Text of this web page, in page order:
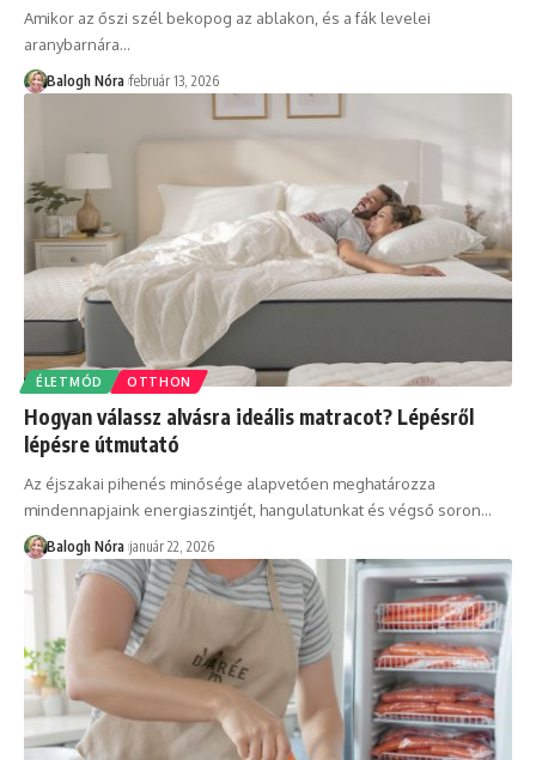
Amikor az őszi szél bekopog az ablakon, és a fák levelei
aranybarnára…
Balogh Nóra február 13, 2026
ÉLETMÓD OTTHON
Hogyan válassz alvásra ideális matracot? Lépésről
lépésre útmutató
Az éjszakai pihenés minősége alapvetően meghatározza
mindennapjaink energiaszintjét, hangulatunkat és végső soron…
Balogh Nóra január 22, 2026